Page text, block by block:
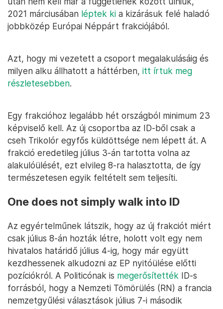
2021 márciusában léptek ki a kizárásuk felé haladó
jobbközép Európai Néppárt frakciójából.
Azt, hogy mi vezetett a csoport megalakulásáig és
milyen alku állhatott a háttérben, itt írtuk meg
részletesebben.
Egy frakcióhoz legalább hét országból minimum 23
képviselő kell. Az új csoportba az ID-ből csak a
cseh Trikolór egyfős küldöttsége nem lépett át. A
frakció eredetileg július 3-án tartotta volna az
alakulóülését, ezt elvileg 8-ra halasztotta, de így
természetesen egyik feltételt sem teljesíti.
One does not simply walk into ID
Az egyértelműnek látszik, hogy az új frakciót miért
csak július 8-án hozták létre, holott volt egy nem
hivatalos határidő július 4-ig, hogy már együtt
kezdhessenek alkudozni az EP nyitóülése előtti
pozíciókról. A Politicónak is megerősítették ID-s
forrásból, hogy a Nemzeti Tömörülés (RN) a francia
nemzetgyűlési választások július 7-i második